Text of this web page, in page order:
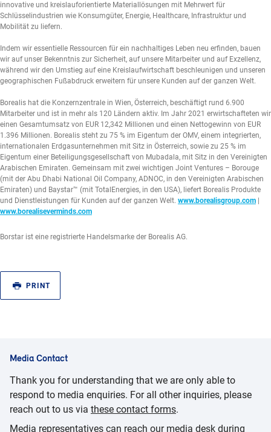
innovative und kreislauforientierte Materiallösungen mit Mehrwert für
Schlüsselindustrien wie Konsumgüter, Energie, Healthcare, Infrastruktur und
Mobilität zu liefern.
Indem wir essentielle Ressourcen für ein nachhaltiges Leben neu erfinden, bauen
wir auf unser Bekenntnis zur Sicherheit, auf unsere Mitarbeiter und auf Exzellenz,
während wir den Umstieg auf eine Kreislaufwirtschaft beschleunigen und unseren
geographischen Fußabdruck erweitern für unsere Kunden auf der ganzen Welt.
Borealis hat die Konzernzentrale in Wien, Österreich, beschäftigt rund 6.900
Mitarbeiter und ist in mehr als 120 Ländern aktiv. Im Jahr 2021 erwirtschafteten wir
einen Gesamtumsatz von EUR 12,342 Millionen und einen Nettogewinn von EUR
1.396 Millionen. Borealis steht zu 75 % im Eigentum der OMV, einem integrierten,
internationalen Erdgasunternehmen mit Sitz in Österreich, sowie zu 25 % im
Eigentum einer Beteiligungsgesellschaft von Mubadala, mit Sitz in den Vereinigten
Arabischen Emiraten. Gemeinsam mit zwei wichtigen Joint Ventures – Borouge
(mit der Abu Dhabi National Oil Company, ADNOC, in den Vereinigten Arabischen
Emiraten) und Baystar™ (mit TotalEnergies, in den USA), liefert Borealis Produkte
und Dienstleistungen für Kunden auf der ganzen Welt. www.borealisgroup.com
www.borealiseverminds.com
Borstar ist eine registrierte Handelsmarke der Borealis AG.
PRINT
Media Contact
Thank you for understanding that we are only able to
respond to media enquiries. For all other inquiries, please
reach out to us via these contact forms.
Media representatives can reach our media desk during